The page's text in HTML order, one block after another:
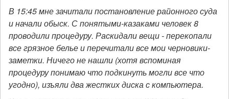
В 15:45 мне зачитали постановление районного суда
и начали обыск. С понятыми-казаками человек 8
проводили процедуру. Раскидали вещи - перекопали
все грязное белье и перечитали все мои черновики-
заметки. Ничего не нашли (хотя вспоминая
процедуру понимаю что подкинуть могли все что
угодно), изъяли два жестких диска с компьютера.